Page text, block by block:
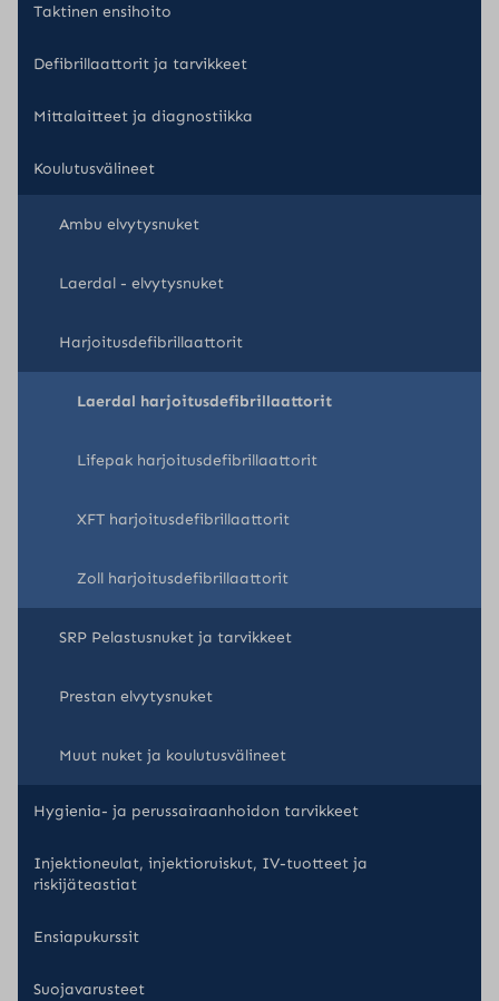
Taktinen ensihoito
Defibrillaattorit ja tarvikkeet
Mittalaitteet ja diagnostiikka
Koulutusvälineet
Ambu elvytysnuket
Laerdal - elvytysnuket
Harjoitusdefibrillaattorit
Laerdal harjoitusdefibrillaattorit
Lifepak harjoitusdefibrillaattorit
XFT harjoitusdefibrillaattorit
Zoll harjoitusdefibrillaattorit
SRP Pelastusnuket ja tarvikkeet
Prestan elvytysnuket
Muut nuket ja koulutusvälineet
Hygienia- ja perussairaanhoidon tarvikkeet
Injektioneulat, injektioruiskut, IV-tuotteet ja
riskijäteastiat
Ensiapukurssit
Suojavarusteet